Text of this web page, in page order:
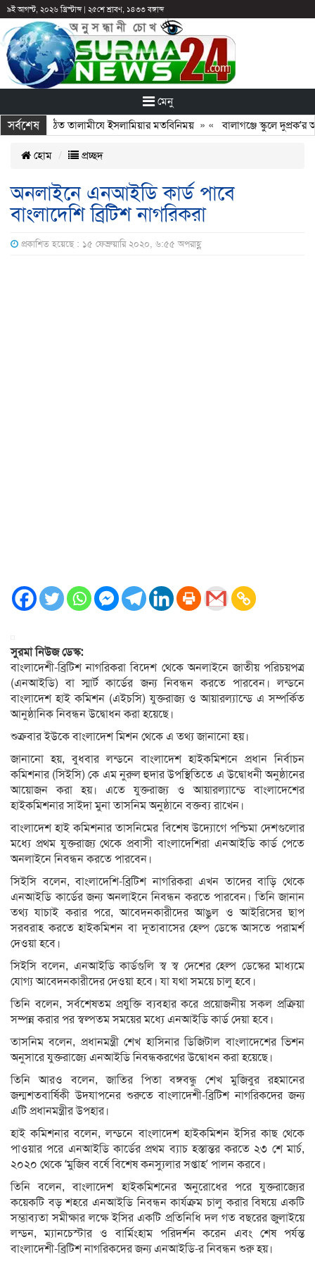
৯ই আগস্ট, ২০২৬ খ্রিস্টাব্দ| ২৫শে শ্রাবণ, ১৪৩৩ বঙ্গাব্দ
মেনু
সর্বশেষনবগঠিত তালামীযে ইসলামিয়ার মতবিনিময়» «বালাগঞ্জে স্কুলে দুপ্রক’র
হোম প্রচ্ছদ
অনলাইনে এনআইডি কার্ড পাবে
বাংলাদেশি ব্রিটিশ নাগরিকরা
প্রকাশিত হয়েছে : ১৫ ফেব্রুয়ারি ২০২০, ৬:৫৫ অপরাহ্ণ
সুরমা নিউজ ডেস্ক:
বাংলাদেশী-ব্রিটিশ নাগরিকরা বিদেশ থেকে অনলাইনে জাতীয় পরিচয়পত্র
(এনআইডি) বা স্মার্ট কার্ডের জন্য নিবন্ধন করতে পারবেন। লন্ডনে
বাংলাদেশ হাই কমিশন (এইচসি) যুক্তরাজ্য ও আয়ারল্যান্ডে এ সম্পর্কিত
আনুষ্ঠানিক নিবন্ধন উদ্বোধন করা হয়েছে।
শুক্রবার ইউকে বাংলাদেশ মিশন থেকে এ তথ্য জানানো হয়।
জানানো হয়, বুধবার লন্ডনে বাংলাদেশ হাইকমিশনে প্রধান নির্বাচন
কমিশনার (সিইসি) কে এম নুরুল হুদার উপস্থিতিতে এ উদ্বোধনী অনুষ্ঠানের
আয়োজন করা হয়। এতে যুক্তরাজ্য ও আয়ারল্যান্ডে বাংলাদেশের
হাইকমিশনার সাইদা মুনা তাসনিম অনুষ্ঠানে বক্তব্য রাখেন।
বাংলাদেশ হাই কমিশনার তাসনিমের বিশেষ উদ্যোগে পশ্চিমা দেশগুলোর
মধ্যে প্রথম যুক্তরাজ্য থেকে প্রবাসী বাংলাদেশিরা এনআইডি কার্ড পেতে
অনলাইনে নিবন্ধন করতে পারবেন।
সিইসি বলেন, বাংলাদেশি-ব্রিটিশ নাগরিকরা এখন তাদের বাড়ি থেকে
এনআইডি কার্ডের জন্য অনলাইনে নিবন্ধন করতে পারবেন। তিনি জানান
তথ্য যাচাই করার পরে, আবেদনকারীদের আঙুল ও আইরিসের ছাপ
সরবরাহ করতে হাইকমিশন বা দূতাবাসের হেল্প ডেস্কে আসতে পরামর্শ
দেওয়া হবে।
সিইসি বলেন, এনআইডি কার্ডগুলি স্ব স্ব দেশের হেল্প ডেস্কের মাধ্যমে
যোগ্য আবেদনকারীদের দেওয়া হবে। যা যথা সময়ে চালু হবে।
তিনি বলেন, সর্বশেষতম প্রযুক্তি ব্যবহার করে প্রয়োজনীয় সকল প্রক্রিয়া
সম্পন্ন করার পর স্বল্পতম সময়ের মধ্যে এনআইডি কার্ড দেয়া হবে।
তাসনিম বলেন, প্রধানমন্ত্রী শেখ হাসিনার ডিজিটাল বাংলাদেশের ভিশন
অনুসারে যুক্তরাজ্যে এনআইডি নিবন্ধকরণের উদ্বোধন করা হয়েছে।
তিনি আরও বলেন, জাতির পিতা বঙ্গবন্ধু শেখ মুজিবুর রহমানের
জন্মশতবার্ষিকী উদযাপনের শুরুতে বাংলাদেশী-ব্রিটিশ নাগরিকদের জন্য
এটি প্রধানমন্ত্রীর উপহার।
হাই কমিশনার বলেন, লন্ডনে বাংলাদেশ হাইকমিশন ইসির কাছ থেকে
পাওয়ার পরে এনআইডি কার্ডের প্রথম ব্যাচ হস্তান্তর করতে ২৩ শে মার্চ,
২০২০ থেকে ‘মুজিব বর্ষে বিশেষ কনস্যুলার সপ্তাহ’ পালন করবে।
তিনি বলেন, বাংলাদেশ হাইকমিশনের অনুরোধের পরে যুক্তরাজ্যের
কয়েকটি বড় শহরে এনআইডি নিবন্ধন কার্যক্রম চালু করার বিষয়ে একটি
সম্ভাব্যতা সমীক্ষার লক্ষে ইসির একটি প্রতিনিধি দল গত বছরের জুলাইয়ে
লন্ডন, ম্যানচেস্টার ও বার্মিংহাম পরিদর্শন করেন এবং শেষ পর্যন্ত
বাংলাদেশী-ব্রিটিশ নাগরিকদের জন্য এনআইডি-র নিবন্ধন শুরু হয়।